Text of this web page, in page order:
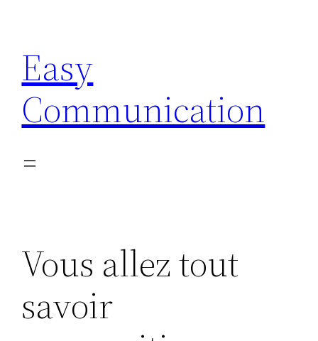
contenu
Easy
Communication
Vous allez tout
savoir